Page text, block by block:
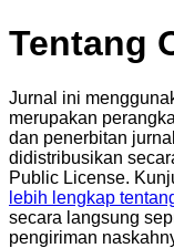
Tentang
Jurnal ini
merupakan
dan penerbitan
didistribusikan
Public License.
lebih lengkap
secara langsung
pengiriman